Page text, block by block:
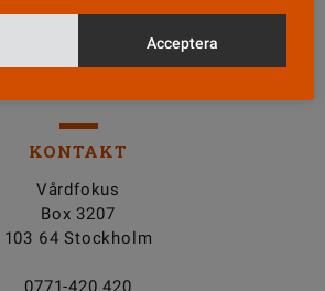
KONTAKT
Vårdfokus
Box 3207
103 64 Stockholm
0771-420 420
Acceptera